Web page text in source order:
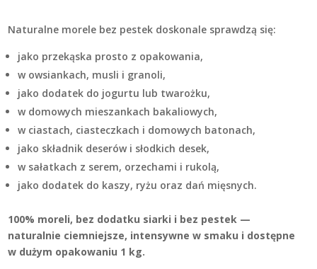
Naturalne morele bez pestek doskonale sprawdzą się:
jako przekąska prosto z opakowania,
w owsiankach, musli i granoli,
jako dodatek do jogurtu lub twarożku,
w domowych mieszankach bakaliowych,
w ciastach, ciasteczkach i domowych batonach,
jako składnik deserów i słodkich desek,
w sałatkach z serem, orzechami i rukolą,
jako dodatek do kaszy, ryżu oraz dań mięsnych.
100% moreli, bez dodatku siarki i bez pestek —
naturalnie ciemniejsze, intensywne w smaku i dostępne
w dużym opakowaniu 1 kg.